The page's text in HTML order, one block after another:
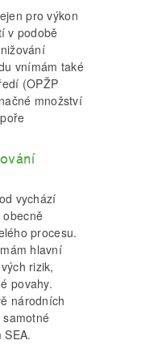
pro výkon
v podobě
vnímám také
(OPŽP
množství
vychází
procesu.
hlavní
rizik,
povahy.
národních